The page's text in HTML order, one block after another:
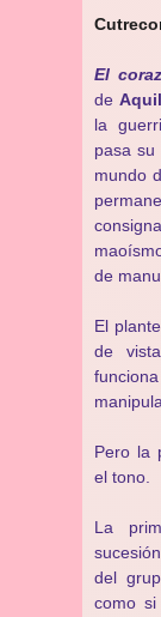
El
de
la
pasa
mundo
de
El
de
Pero la
el tono.
La
del
como